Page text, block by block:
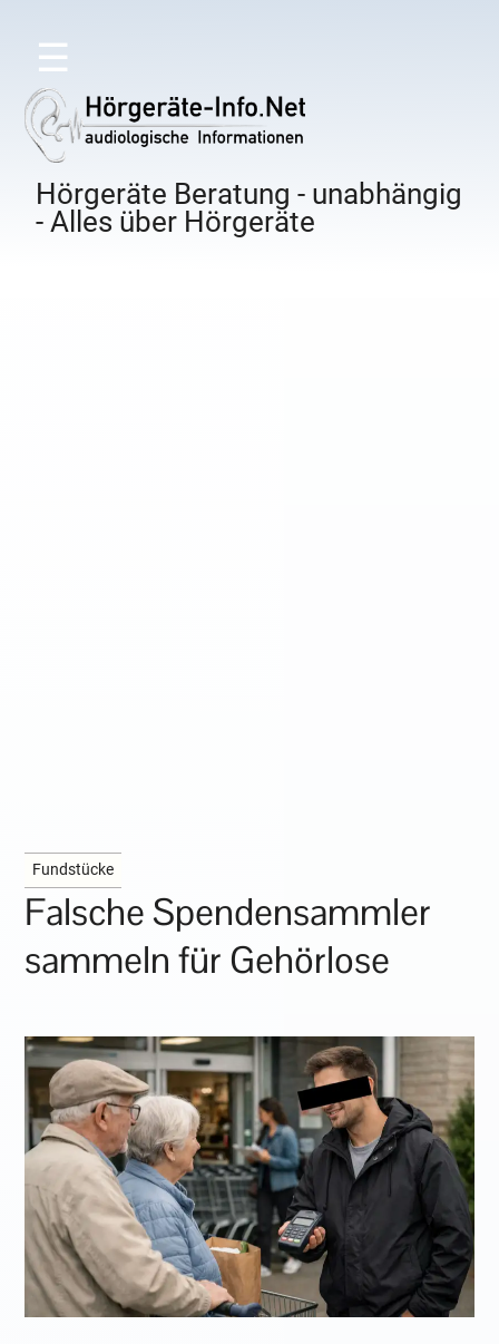
☰
Hörgeräte Beratung - unabhängig
- Alles über Hörgeräte
Fundstücke
Falsche Spendensammler
sammeln für Gehörlose